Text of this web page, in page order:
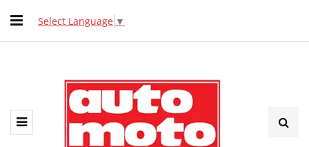
Select Language ▼